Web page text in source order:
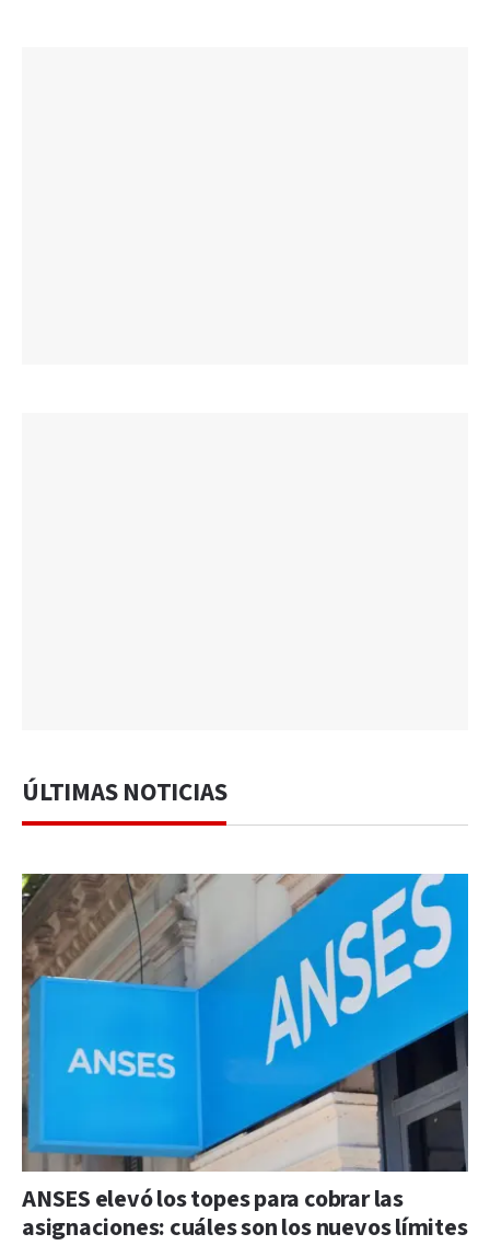
ÚLTIMAS NOTICIAS
ANSES elevó los topes para cobrar las
asignaciones: cuáles son los nuevos límites